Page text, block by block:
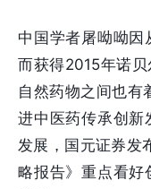
中国学者屠呦呦
而获得2015年诺
自然药物之间也有
进中医药传承创新
发展，国元证券发
略报告》重点看好